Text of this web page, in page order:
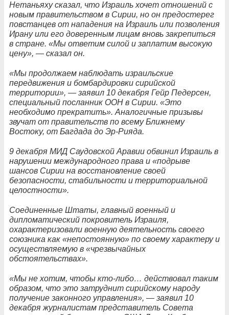
Нетаньяху сказал, что Израиль хочет отношений с
новым правительством в Сирии, но он предостерег
повстанцев от нападения на Израиль или позволения
Ирану или его доверенным лицам вновь закрепиться
в стране. «Мы ответим силой и заплатим высокую
цену», — сказал он.
«Мы продолжаем наблюдать израильские
передвижения и бомбардировки сирийской
территории», — заявил 10 декабря Гейр Педерсен,
специальный посланник ООН в Сирии. «Это
необходимо прекратить». Аналогичные призывы
звучат от правительств по всему Ближнему
Востоку, от Багдада до Эр-Рияда.
9 декабря МИД Саудовской Аравии обвинил Израиль в
нарушении международного права и «подрыве
шансов Сирии на восстановление своей
безопасности, стабильности и территориальной
целостности».
Соединенные Штаты, главный военный и
дипломатический покровитель Израиля,
охарактеризовали военную деятельность своего
союзника как «непостоянную» по своему характеру и
осуществляемую в «чрезвычайных
обстоятельствах».
«Мы не хотим, чтобы кто-либо… действовал таким
образом, что это затруднит сирийскому народу
получение законного управления», — заявил 10
декабря журналистам представитель Совета